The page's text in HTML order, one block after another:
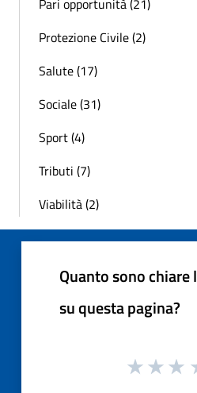
Protezione Civile (2)
Salute (17)
Sociale (31)
Sport (4)
Tributi (7)
Viabilità (2)
Quanto sono
su questa pagina?